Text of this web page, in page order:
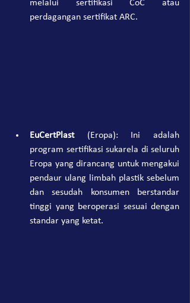
melalui sertifikasi CoC atau
perdagangan sertifikat ARC.
EuCertPlast (Eropa): Ini adalah
program sertifikasi sukarela di seluruh
Eropa yang dirancang untuk mengakui
pendaur ulang limbah plastik sebelum
dan sesudah konsumen berstandar
tinggi yang beroperasi sesuai dengan
standar yang ketat.